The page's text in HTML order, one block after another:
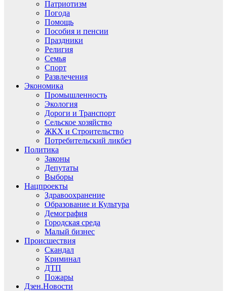
Патриотизм
Погода
Помощь
Пособия и пенсии
Праздники
Религия
Семья
Спорт
Развлечения
Экономика
Промышленность
Экология
Дороги и Транспорт
Сельское хозяйство
ЖКХ и Строительство
Потребительский ликбез
Политика
Законы
Депутаты
Выборы
Нацпроекты
Здравоохранение
Образование и Культура
Демография
Городская среда
Малый бизнес
Происшествия
Скандал
Криминал
ДТП
Пожары
Дзен.Новости